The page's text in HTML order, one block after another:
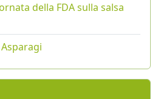
della FDA sulla salsa